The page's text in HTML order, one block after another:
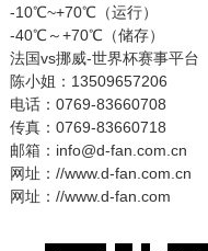
-10℃~+70℃（运行）
-40℃～+70℃（储存）
法国vs挪威-世界杯赛事平台
陈小姐：13509657206
电话：0769-83660708
传真：0769-83660718
邮箱：info@d-fan.com.cn
网址：//www.d-fan.com.cn
网址：//www.d-fan.com